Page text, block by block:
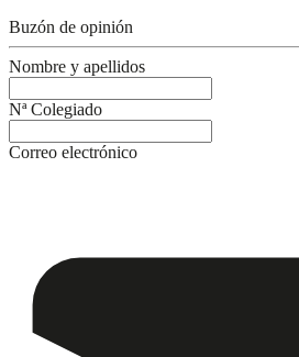
Buzón de opinión
Nombre y apellidos
Nª Colegiado
Correo electrónico